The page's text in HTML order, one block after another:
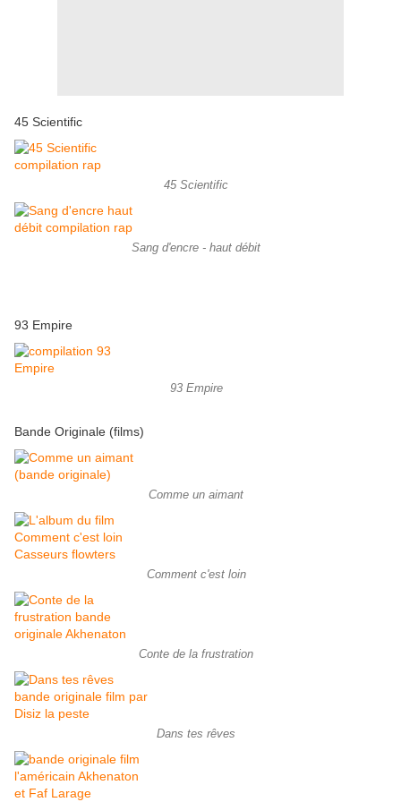
45 Scientific
45 Scientific
Sang d'encre - haut débit
93 Empire
93 Empire
Bande Originale (films)
Comme un aimant
Comment c'est loin
Conte de la frustration
Dans tes rêves